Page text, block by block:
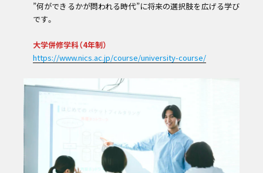
”何ができるかが問われる時代”に将来の選択肢を広げる学び
です。
大学併修学科（4年制）
https://www.nics.ac.jp/course/university-course/